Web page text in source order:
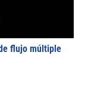
flujo múltiple